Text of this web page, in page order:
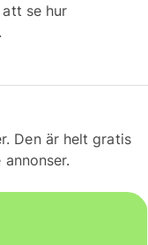
se hur
Den är helt gratis